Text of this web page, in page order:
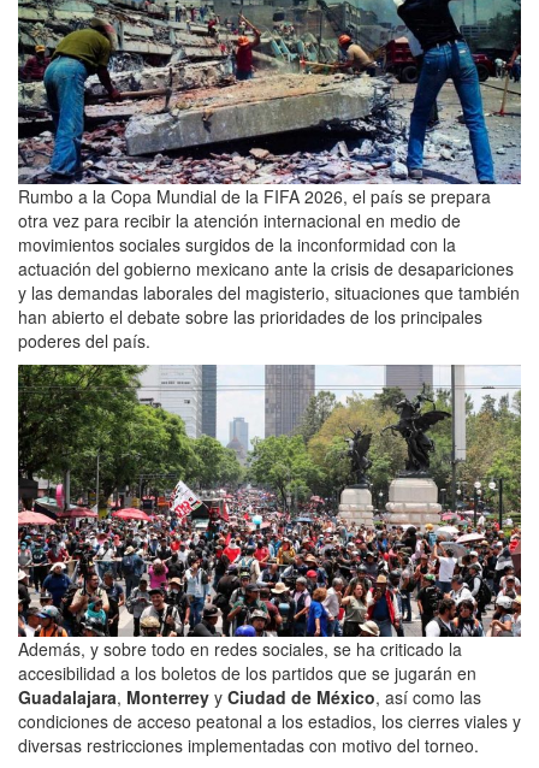
Rumbo a la Copa Mundial de la FIFA 2026, el país se prepara
otra vez para recibir la atención internacional en medio de
movimientos sociales surgidos de la inconformidad con la
actuación del gobierno mexicano ante la crisis de desapariciones
y las demandas laborales del magisterio, situaciones que también
han abierto el debate sobre las prioridades de los principales
poderes del país.
Además, y sobre todo en redes sociales, se ha criticado la
accesibilidad a los boletos de los partidos que se jugarán en
Guadalajara, Monterrey y Ciudad de México, así como las
condiciones de acceso peatonal a los estadios, los cierres viales y
diversas restricciones implementadas con motivo del torneo.